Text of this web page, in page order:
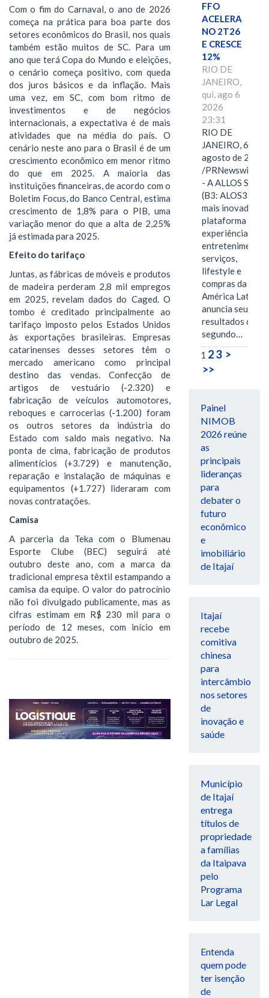
Com o fim do Carnaval, o ano de 2026
começa na prática para boa parte dos
setores econômicos do Brasil, nos quais
também estão muitos de SC. Para um
ano que terá Copa do Mundo e eleições,
o cenário começa positivo, com queda
dos juros básicos e da inflação. Mais
uma vez, em SC, com bom ritmo de
investimentos e de negócios
internacionais, a expectativa é de mais
atividades que na média do país. O
cenário neste ano para o Brasil é de um
crescimento econômico em menor ritmo
do que em 2025. A maioria das
instituições financeiras, de acordo com o
Boletim Focus, do Banco Central, estima
crescimento de 1,8% para o PIB, uma
variação menor do que a alta de 2,25%
já estimada para 2025.
Efeito do tarifaço
Juntas, as fábricas de móveis e produtos
de madeira perderam 2,8 mil empregos
em 2025, revelam dados do Caged. O
tombo é creditado principalmente ao
tarifaço imposto pelos Estados Unidos
às exportações brasileiras. Empresas
catarinenses desses setores têm o
mercado americano como principal
destino das vendas. Confecção de
artigos de vestuário (-2.320) e
fabricação de veículos automotores,
reboques e carrocerias (-1.200) foram
os outros setores da indústria do
Estado com saldo mais negativo. Na
ponta de cima, fabricação de produtos
alimentícios (+3.729) e manutenção,
reparação e instalação de máquinas e
equipamentos (+1.727) lideraram com
novas contratações.
Camisa
A parceria da Teka com o Blumenau
Esporte Clube (BEC) seguirá até
outubro deste ano, com a marca da
tradicional empresa têxtil estampando a
camisa da equipe. O valor do patrocínio
não foi divulgado publicamente, mas as
cifras estimam em R$ 230 mil para o
período de 12 meses, com início em
outubro de 2025.
FFO
ACELERA
NO 2T26
E CRESCE
12%
RIO DE
JANEIRO,
qui, ago 6
2026
23:31
RIO DE
JANEIRO, 6 de
agosto de 2026
/PRNewswire/ -
- A ALLOS S.A.
(B3: ALOS3), a
mais inovadora
plataforma de
experiências,
entretenimento,
serviços,
lifestyle e
compras da
América Latina
anuncia seus
resultados do
segundo…
1 23 >
>>
Painel
NIMOB
2026 reúne
as
principais
lideranças
para
debater o
futuro
econômico
e
imobiliário
de Itajaí
Itajaí
recebe
comitiva
chinesa
para
intercâmbio
nos setores
de
inovação e
saúde
Município
de Itajaí
entrega
títulos de
propriedade
a famílias
da Itaipava
pelo
Programa
Lar Legal
Entenda
quem pode
ter isenção
de